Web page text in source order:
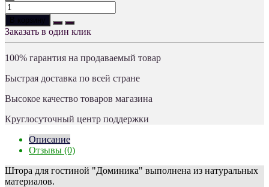
В корзину
Заказать в один клик
100% гарантия на продаваемый товар
Быстрая доставка по всей стране
Высокое качество товаров магазина
Круглосуточный центр поддержки
Описание
Отзывы (0)
Штора для гостиной "Доминика" выполнена из натуральных
материалов.